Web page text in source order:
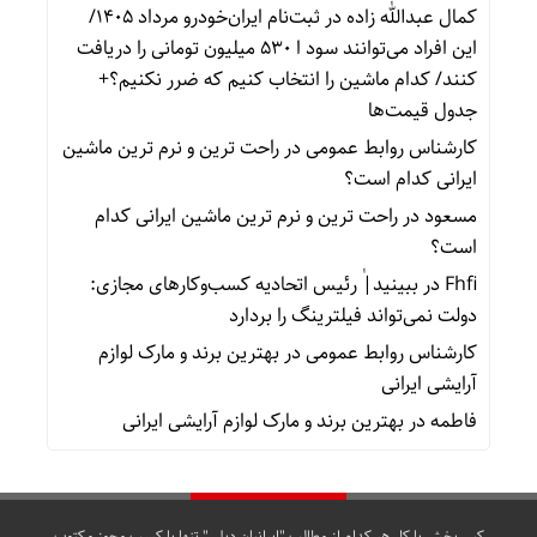
کمال عبدالله زادهدر
ثبت‌نام ایران‌خودرو مرداد ۱۴۰۵/
این افراد می‌توانند سود ا ۵۳۰ میلیون تومانی را دریافت
کنند/ کدام ماشین را انتخاب کنیم که ضرر نکنیم؟+
جدول قیمت‌ها
کارشناس روابط عمومیدرراحت ترین و نرم ترین ماشین
ایرانی کدام است؟
مسعوددرراحت ترین و نرم ترین ماشین ایرانی کدام
است؟
Fhfiدر ببینید| ٰرئیس اتحادیه کسب‌وکارهای مجازی:
دولت نمی‌تواند فیلترینگ را بردارد
کارشناس روابط عمومیدر بهترین برند و مارک لوازم
آرایشی ایرانی
فاطمهدر بهترین برند و مارک لوازم آرایشی ایرانی